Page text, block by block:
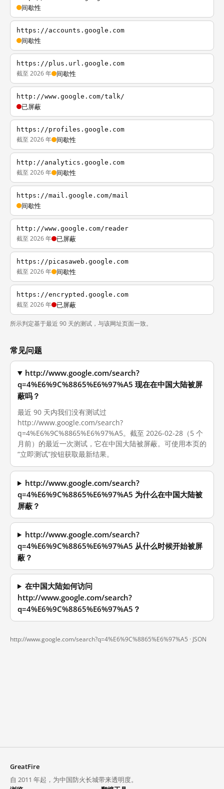
间歇性
https://accounts.google.com
间歇性
https://plus.url.google.com
截至 2026 年 间歇性
http://www.google.com/talk/
已屏蔽
https://profiles.google.com
截至 2026 年 间歇性
http://analytics.google.com
截至 2026 年 间歇性
https://mail.google.com/mail
间歇性
http://www.google.com/reader
截至 2026 年 已屏蔽
https://picasaweb.google.com
截至 2026 年 间歇性
https://encrypted.google.com
截至 2026 年 已屏蔽
所示判定基于最近 90 天的测试，与该网址页面一致。
常见问题
http://www.google.com/search?
q=4%E6%9C%8865%E6%97%A5 现在在中国大陆被屏
蔽吗？
最近 90 天内我们没有测试过
http://www.google.com/search?
q=4%E6%9C%8865%E6%97%A5。截至 2026-02-28（5 个
月前）的最近一次测试，它在中国大陆被屏蔽。可使用本页的
“立即测试”按钮获取最新结果。
http://www.google.com/search?
q=4%E6%9C%8865%E6%97%A5 为什么在中国大陆被
屏蔽？
http://www.google.com/search?
q=4%E6%9C%8865%E6%97%A5 从什么时候开始被屏
蔽？
在中国大陆如何访问
http://www.google.com/search?
q=4%E6%9C%8865%E6%97%A5？
http://www.google.com/search?q=4%E6%9C%8865%E6%97%A5 · JSON
GreatFire
自 2011 年起，为中国防火长城带来透明度。